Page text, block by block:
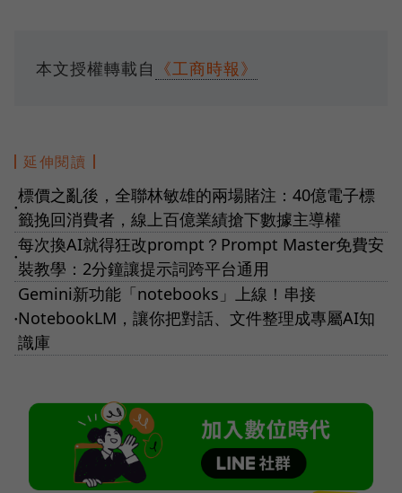
本文授權轉載自 《工商時報》
延伸閱讀
●
標價之亂後，全聯林敏雄的兩場賭注：40億電子標
籤挽回消費者，線上百億業績搶下數據主導權
●
每次換AI就得狂改prompt？Prompt Master免費安
裝教學：2分鐘讓提示詞跨平台通用
●
Gemini新功能「notebooks」上線！串接
NotebookLM，讓你把對話、文件整理成專屬AI知
識庫